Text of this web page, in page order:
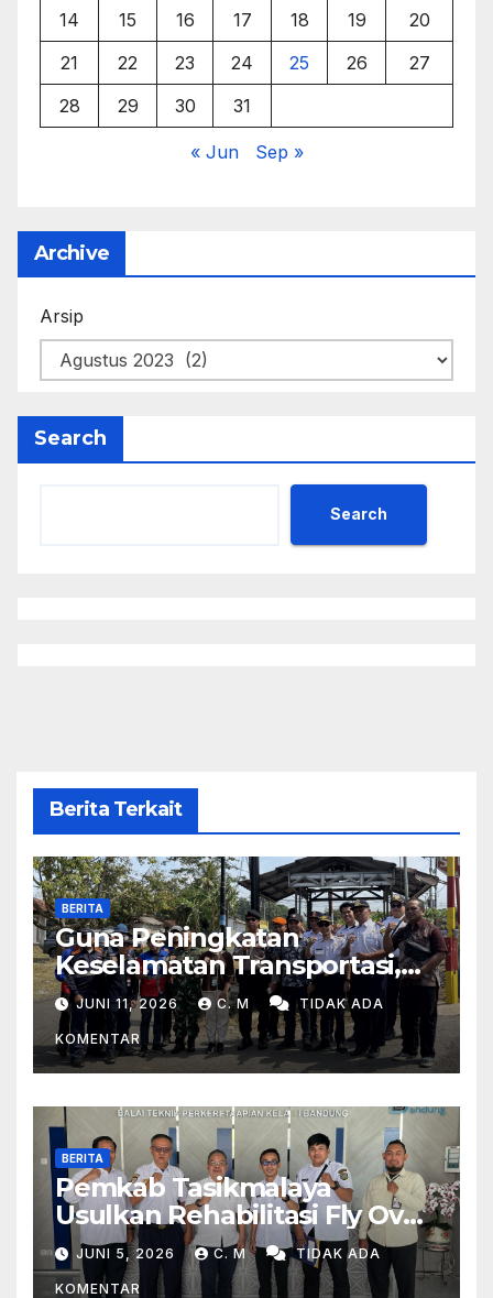
14 15 16 17 18 19
20
21
22 23 24 25 26
27
28
29 30 31
« Jun Sep »
Archive
Arsip
Search
Search
Berita Terkait
BERITA
Guna Peningkatan
Keselamatan Transportasi,
Peninjauan Lapangan
Perlintasan Kereta Api Di
Wilayah Tasikmalaya
JUNI 11, 2026 C. M TIDAK ADA
KOMENTAR
BERITA
Pemkab Tasikmalaya
Usulkan Rehabilitasi Fly Over
Dan Penambahan Layanan
Kereta Api Di Rajapolah
JUNI 5, 2026 C. M TIDAK ADA
KOMENTAR